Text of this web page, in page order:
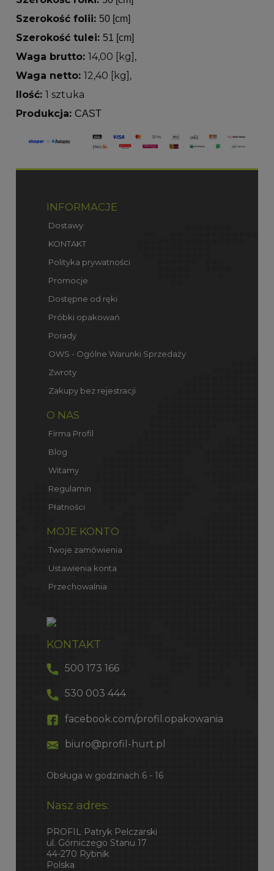
Szerokość folii: 50 [cm]
Szerokość tulei: 51 [cm]
Waga brutto: 14,00 [kg],
Waga netto: 12,40 [kg],
Ilość: 1 sztuka
Produkcja: CAST
INFORMACJE
Dostawy
KONTAKT
Polityka prywatności
Promocje
Dostępne od ręki
Próbki opakowań
Porady
OWS - Ogólne Warunki Sprzedaży
Zwroty
Zakupy bez rejestracji
O NAS
Firma Profil
Blog
Witamy
Regulamin
Płatności
MOJE KONTO
Twoje zamówienia
Ustawienia konta
Przechowalnia
KONTAKT
500 173 166
530 003 444
facebook.com/profil.opakowania
biuro@profil-hurt.pl
Obsługa w godzinach 6 - 16
Nasz adres:
PROFIL Patryk Pelczarski
ul. Górniczego Stanu 17
44-270 Rybnik
Polska